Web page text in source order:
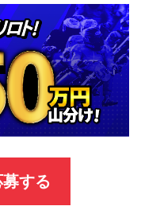
する